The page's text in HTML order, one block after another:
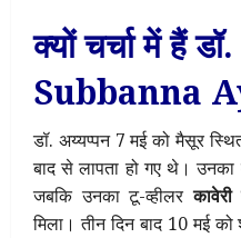
क्यों चर्चा में हैं
Subbanna
डॉ. अय्यप्पन 7 मई को मैसूर
बाद से लापता हो गए थे। उनका
जबकि उनका टू-व्हीलरकावेरी
मिला। तीन दिन बाद 10 मई